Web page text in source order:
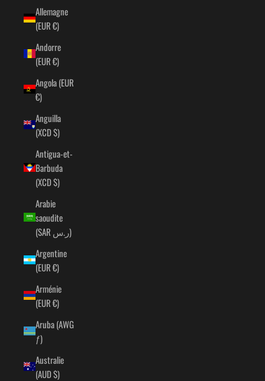
Allemagne
(EUR €)
Andorre
(EUR €)
Angola (EUR
€)
Anguilla
(XCD $)
Antigua-et-
Barbuda
(XCD $)
Arabie
saoudite
(SAR ر.س)
Argentine
(EUR €)
Arménie
(EUR €)
Aruba (AWG
ƒ)
Australie
(AUD $)